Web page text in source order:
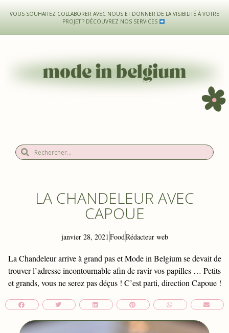
VOUS SOUHAITEZ COLLABORER AVEC NOUS ET DONNER DE LA VISIBILITÉ À VOTRE
PROJET ? DÉCOUVREZ NOS SERVICES
LA CHANDELEUR AVEC
CAPOUE
janvier 28, 2021FoodRédacteur web
La Chandeleur arrive à grand pas et Mode in Belgium se devait de
trouver l’adresse incontournable afin de ravir vos papilles … Petits
et grands, vous ne serez pas déçus ! C’est parti, direction Capoue !